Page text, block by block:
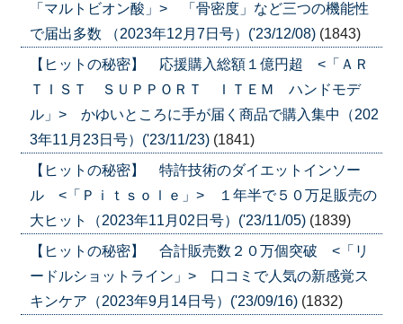
「マルトビオン酸」> 「骨密度」など三つの機能性
で届出多数 （2023年12月7日号）('23/12/08) (1843)
【ヒットの秘密】 応援購入総額１億円超 <「ＡＲ
ＴＩＳＴ ＳＵＰＰＯＲＴ ＩＴＥＭ ハンドモデ
ル」> かゆいところに手が届く商品で購入集中（202
3年11月23日号）('23/11/23) (1841)
【ヒットの秘密】 特許技術のダイエットインソー
ル <「Ｐｉｔｓｏｌｅ」> １年半で５０万足販売の
大ヒット（2023年11月02日号）('23/11/05) (1839)
【ヒットの秘密】 合計販売数２０万個突破 <「リ
ードルショットライン」> 口コミで人気の新感覚ス
キンケア（2023年9月14日号）('23/09/16) (1832)